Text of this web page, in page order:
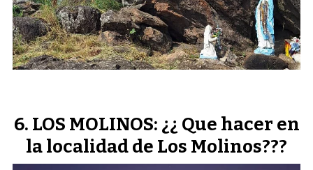
LOS MOLINOS: ¿¿ Que hacer en
la localidad de Los Molinos???